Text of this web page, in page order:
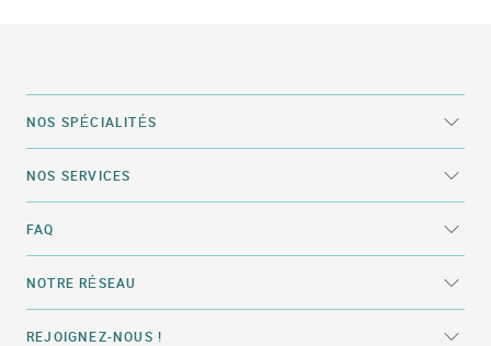
NOS SPÉCIALITÉS
NOS SERVICES
FAQ
NOTRE RÉSEAU
REJOIGNEZ-NOUS !